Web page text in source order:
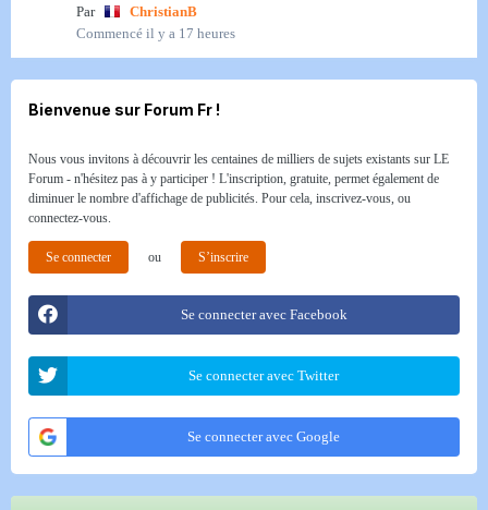
Par
ChristianB
Commencé il y a 17 heures
Bienvenue sur Forum Fr !
Nous vous invitons à découvrir les centaines de milliers de sujets existants sur LE
Forum - n'hésitez pas à y participer ! L'inscription, gratuite, permet également de
diminuer le nombre d'affichage de publicités. Pour cela, inscrivez-vous, ou
connectez-vous.
Se connecter ou S’inscrire
Se connecter avec Facebook
Se connecter avec Twitter
Se connecter avec Google